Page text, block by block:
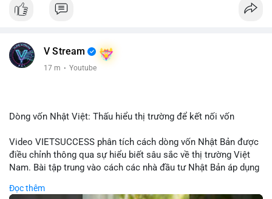
V Stream
17 m · Youtube
Dòng vốn Nhật Việt: Thấu hiểu thị trường để kết nối vốn
Video VIETSUCCESS phân tích cách dòng vốn Nhật Bản được
điều chỉnh thông qua sự hiểu biết sâu sắc về thị trường Việt
Nam. Bài tập trung vào cách các nhà đầu tư Nhật Bản áp dụng
đầu tư trực tiếp vào doanh nghiệp đến việc giao dịch tài chính.
Đọc thêm